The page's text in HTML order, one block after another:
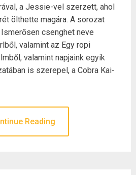
a Jessie-vel szerzett, ahol
ölthette magára. A sorozat
csenghet neve
valamint az Egy ropi
valamint napjaink egyik
is szerepel, a Cobra Kai-
Reading